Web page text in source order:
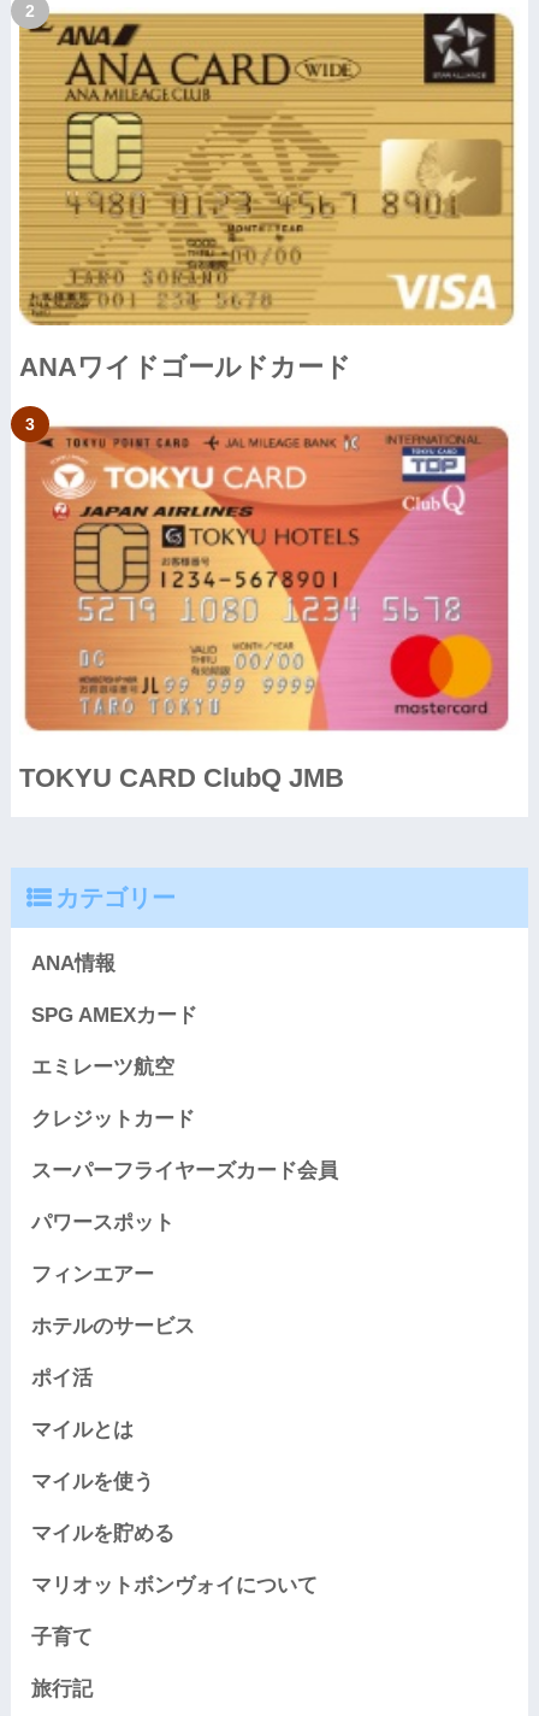
ANAワイドゴールドカード
TOKYU CARD ClubQ JMB
カテゴリー
ANA情報
SPG AMEXカード
エミレーツ航空
クレジットカード
スーパーフライヤーズカード会員
パワースポット
フィンエアー
ホテルのサービス
ポイ活
マイルとは
マイルを使う
マイルを貯める
マリオットボンヴォイについて
子育て
旅行記